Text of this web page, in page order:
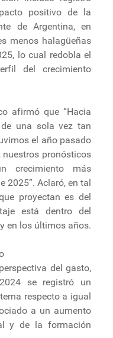
positivo de la
de Argentina, en
menos halagüeñas
lo cual redobla el
del crecimiento
afirmó que “Hacia
una sola vez tan
el año pasado
pronósticos
crecimiento más
2025”. Aclaró, en tal
proyectan es del
está dentro del
en los últimos años.
del gasto,
se registró un
respecto a igual
a un aumento
y de la formación